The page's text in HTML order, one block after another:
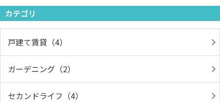
カテゴリ
戸建て賃貸（4）
ガーデニング（2）
セカンドライフ（4）